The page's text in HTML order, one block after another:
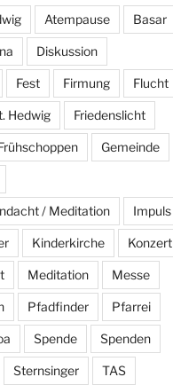
Atempause Basar
Diskussion
Fest Firmung Flucht
Hedwig Friedenslicht
Gemeinde
/ Meditation Impuls
Kinderkirche Konzert
Meditation Messe
Pfadfinder Pfarrei
Spende Spenden
Sternsinger TAS